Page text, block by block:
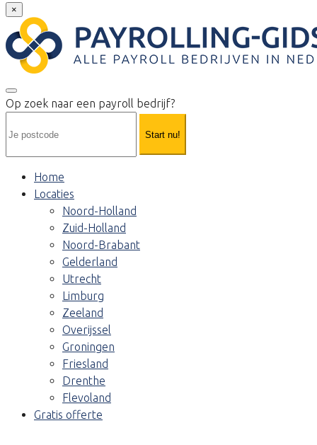
×
Op zoek naar een payroll bedrijf?
Start nu!
Home
Locaties
Noord-Holland
Zuid-Holland
Noord-Brabant
Gelderland
Utrecht
Limburg
Zeeland
Overijssel
Groningen
Friesland
Drenthe
Flevoland
Gratis offerte